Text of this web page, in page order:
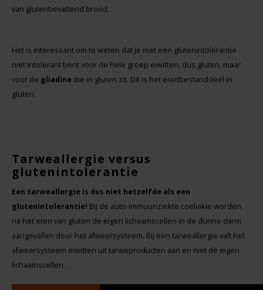
Bakvormen
Voedingssupplementen
Boeken
Damhert
De Bron
Fiordifrutta
Gullón
Guto's
Hammermühle
van glutenbevattend brood.
Het is interessant om te weten dat je met een glutenintolerantie
niet intolerant bent voor de hele groep eiwitten, dus gluten, maar
voor de gliadine die in gluten zit. Dit is het eiwitbestanddeel in
gluten.
Tarweallergie versus
glutenintolerantie
Een tarweallergie is dus niet hetzelfde als een
glutenintolerantie! Bij de auto-immuunziekte coeliakie worden
na het eten van gluten de eigen lichaamscellen in de dunne darm
aangevallen door het afweersysteem. Bij een tarweallergie valt het
afweersysteem eiwitten uit tarweproducten aan en niet de eigen
lichaamscellen.